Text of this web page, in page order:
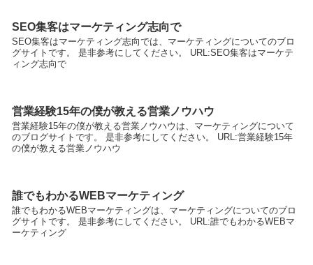
SEO集客はマーケティング志向で
SEO集客はマーケティング志向では、マーケティングについてのブロ
グサイトです。 是非参考にしてください。 URL:SEO集客はマーケテ
ィング志向で
営業経験15年の僕が教える営業ノウハウ
営業経験15年の僕が教える営業ノウハウは、マーケティングについて
のブログサイトです。 是非参考にしてください。 URL:営業経験15年
の僕が教える営業ノウハウ
誰でもわかるWEBマーケティング
誰でもわかるWEBマーケティングは、マーケティングについてのブロ
グサイトです。 是非参考にしてください。 URL:誰でもわかるWEBマ
ーケティング